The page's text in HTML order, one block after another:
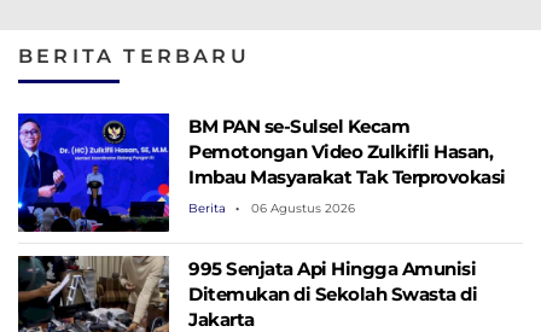
BERITA TERBARU
BM PAN se-Sulsel Kecam
Pemotongan Video Zulkifli Hasan,
Imbau Masyarakat Tak Terprovokasi
Berita 06 Agustus 2026
995 Senjata Api Hingga Amunisi
Ditemukan di Sekolah Swasta di
Jakarta